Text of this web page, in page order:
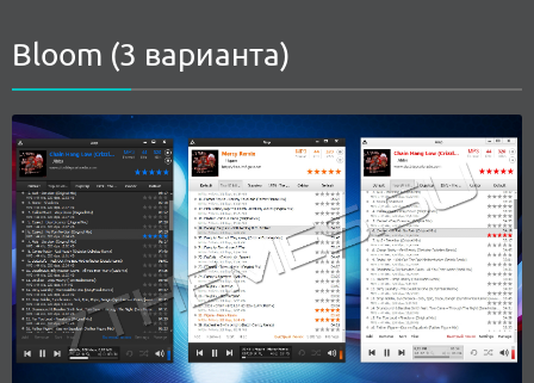
Bloom (3 варианта)